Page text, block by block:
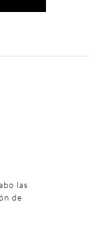
las
de